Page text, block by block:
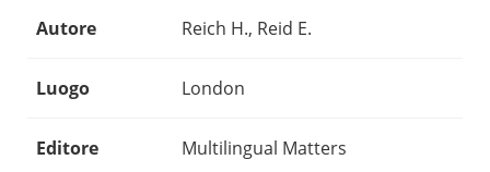
Autore Reich H., Reid E.
Luogo London
Editore Multilingual Matters